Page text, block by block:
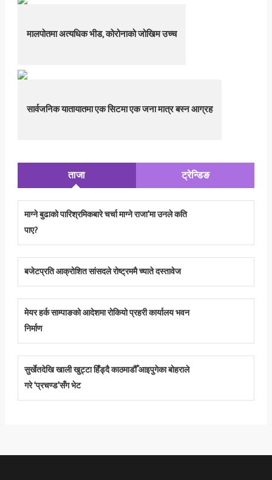
मालपोतमा अत्यधिक भीड, कोरोनाको जोखिम उच्च
सार्वजनिक यातायातमा एक सिटमा एक जना मात्र बस्न आग्रह
ताजा ट्रेन्डिङ
माग्ने बुढाको पारिश्रमिकबारे चर्चा माग्ने राजा’मा उनले कति
पाए?
बजेटप्रति आक्रोशित सांसदले रोष्ट्रममै च्याते दस्तावेज
मेयर हर्क साम्पाङको आदेशमा रोकियो प्रहरी कार्यालय भवन
निर्माण
सुर्खेतदेखि खाली खुट्टा हिँड्दै काठमाडौँ आइपुगेका बोहराले
गरे ‘प्रचण्ड’सँग भेट